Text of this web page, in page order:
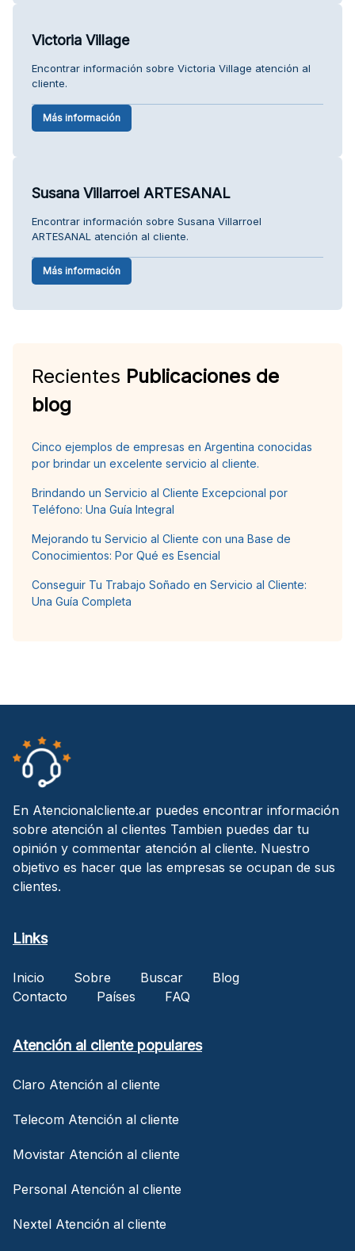
Victoria Village
Encontrar información sobre Victoria Village atención al
cliente.
Más información
Susana Villarroel ARTESANAL
Encontrar información sobre Susana Villarroel
ARTESANAL atención al cliente.
Más información
Recientes Publicaciones de
blog
Cinco ejemplos de empresas en Argentina conocidas
por brindar un excelente servicio al cliente.
Brindando un Servicio al Cliente Excepcional por
Teléfono: Una Guía Integral
Mejorando tu Servicio al Cliente con una Base de
Conocimientos: Por Qué es Esencial
Conseguir Tu Trabajo Soñado en Servicio al Cliente:
Una Guía Completa
En Atencionalcliente.ar puedes encontrar información
sobre atención al clientes Tambien puedes dar tu
opinión y commentar atención al cliente. Nuestro
objetivo es hacer que las empresas se ocupan de sus
clientes.
Links
Inicio Sobre Buscar
Blog
Contacto
Países FAQ
Atención al cliente populares
Claro Atención al cliente
Telecom Atención al cliente
Movistar Atención al cliente
Personal Atención al cliente
Nextel Atención al cliente